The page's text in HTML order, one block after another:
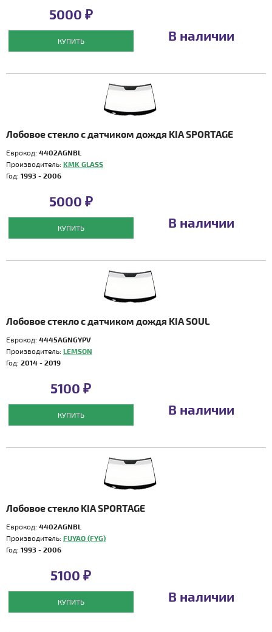
5000 ₽
КУПИТЬ В наличии
Лобовое стекло с датчиком дождя KIA SPORTAGE
Еврокод: 4402AGNBL
Производитель: KMK GLASS
Год: 1993 - 2006
5000 ₽
КУПИТЬ В наличии
Лобовое стекло с датчиком дождя KIA SOUL
Еврокод: 4445AGNGYPV
Производитель: LEMSON
Год: 2014 - 2019
5100 ₽
КУПИТЬ В наличии
Лобовое стекло KIA SPORTAGE
Еврокод: 4402AGNBL
Производитель: FUYAO (FYG)
Год: 1993 - 2006
5100 ₽
КУПИТЬ В наличии